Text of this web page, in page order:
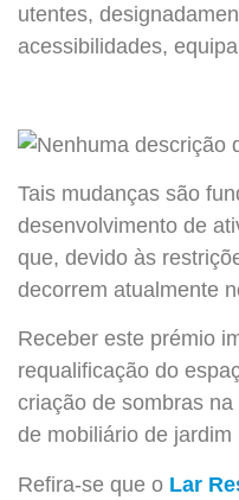
utentes,
acessibilidades,
Tais mudanças são
desenvolvimento de
que, devido às
decorrem atualmente
Receber este prémio
requalificação do
criação de sombras na
de mobiliário de jardim
Refira-se que o Lar